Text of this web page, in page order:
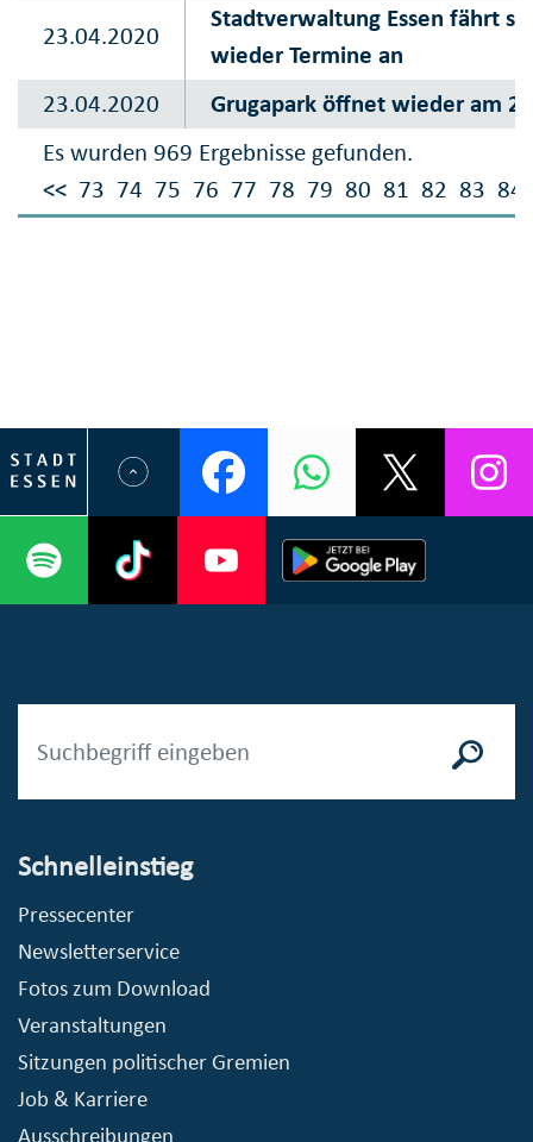
Es wurden 969 Ergebnisse gefunden.
<< 73 74 75 76 77 78 79 80 81 82 83 84
23.04.2020
Stadtverwaltung Essen fährt
wieder Termine an
23.04.2020
Grugapark öffnet wieder am
Schnelleinstieg
Pressecenter
Newsletterservice
Fotos zum Download
Veranstaltungen
Sitzungen politischer Gremien
Job & Karriere
Ausschreibungen